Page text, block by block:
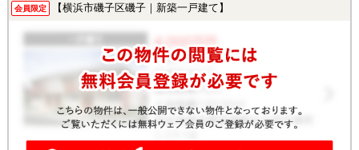
会員限定 【横浜市磯子区磯子｜新築一戸建て】